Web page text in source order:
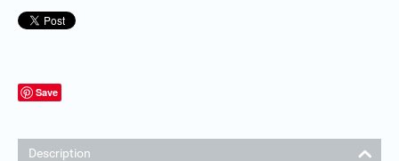
Save
Description